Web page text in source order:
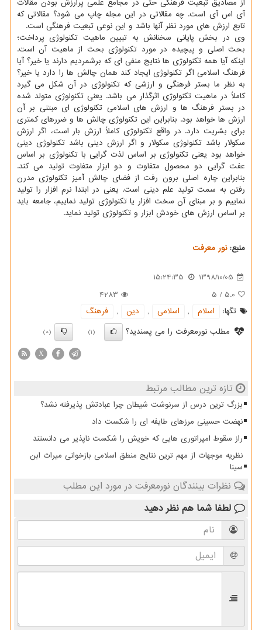
از مصادیق تبعیت فرهنگی حتی در مجامع علمی پرارزش بودن مقالات
آی اس آی است. چه مقالاتی در این مجله چاپ می شود؟ مقالاتی كه
تابع ارزش های مورد نظر آنها باشد و این نوعی تبعیت فرهنگی است.
وی در بخش پایانی سخنانش به تبیین ماهیت تكنولوژی پرداخت؛
بحث اصلی و پیچیده در مورد تكنولوژی بحث از ماهیت آن است.
اینكه آیا همه تكنولوژی ها نتایج منفی ای كه برشمردیم دارند یا خیر؟ آیا
فرهنگ اسلامی اگر تكنولوژی ایجاد كند همان چالش ها را دارد یا خیر؟
به نظر ما بستر فرهنگی و ارزشی كه تكنولوژی در آن شكل می گیرد
كاملاً در ماهیت تكنولوژی اثرگذار می باشد. یعنی تكنولوژی متولد شده
در بستر فرهنگ ها و ارزش های اسلامی تكنولوژی ای مبتنی بر آن
ارزش ها خواهد بود. بنابراین این تكنولوژی چالش ها و ضررهای كمتری
برای بشریت دارد. در واقع تكنولوژی كاملاً ارزش بار است، اگر ارزش
سكولار باشد تكنولوژی سكولار و اگر ارزش دینی باشد تكنولوژی دینی
خواهد بود یعنی تكنولوژی بر اساس لذت گرایی با تكنولوژی بر اساس
عفت گرایی دو محصول متفاوت و دو ابزار متفاوت تولید می كند.
بنابراین چاره اصلی برون رفت از فضای چالش آمیز تكنولوژی مدرن
رفتن به سمت تولید علم دینی است. یعنی در ابتدا نرم افزار را تولید
نماییم و بر مبنای آن سخت افزار یا تكنولوژی تولید نماییم، جامعه باید
بر اساس ارزش های خودش ابزار و تكنولوژی تولید نماید.
منبع:نور معرفت
1398/10/05
15:24:35
5.0
/
5
4283
تگها:
اسلام , اسلامی , دین ,
فرهنگ
مطلب نورمعرفت را می پسندید؟
(1)
(0)
X
تازه ترین مطالب مرتبط
بزرگ ترین درس از سرنوشت شیطان چرا عبادتش پذیرفته نشد؟
نهضت حسینی مرزهای طایفه ای را شکست داد
راز سقوط امپراتوری هایی که خویش را شکست ناپذیر می دانستند
نظریه موجهات از مهم ترین نتایج منطق اسلامی بازخوانی میراث ابن
سینا
نظرات بینندگان نورمعرفت در مورد این مطلب
لطفا شما هم نظر دهید